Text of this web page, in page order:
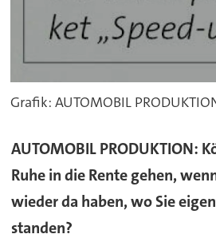
Grafik: AUTOMOBIL
AUTOMOBIL PRODUKTION:
Ruhe in die Rente gehen,
wieder da haben, wo Sie
standen?